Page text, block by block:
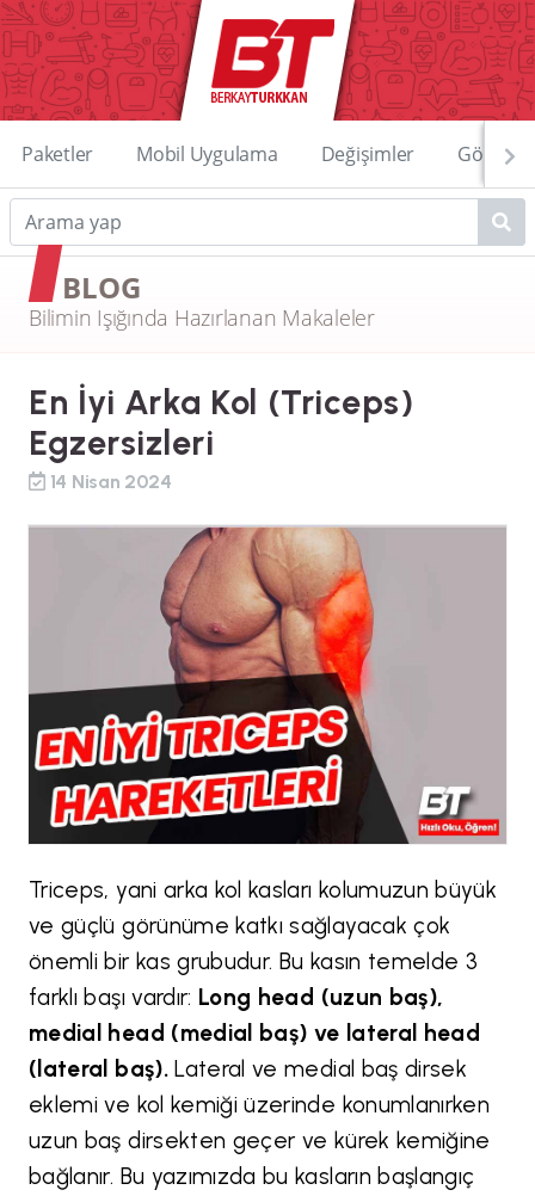
Paketler Mobil Uygulama Değişimler
BLOG
Bilimin Işığında Hazırlanan Makaleler
En İyi Arka Kol (Triceps)
Egzersizleri
14 Nisan 2024
Triceps, yani arka kol kasları kolumuzun büyük
ve güçlü görünüme katkı sağlayacak çok
önemli bir kas grubudur. Bu kasın temelde 3
farklı başı vardır: Long head (uzun baş),
medial head (medial baş) ve lateral head
(lateral baş).Lateral ve medial baş dirsek
eklemi ve kol kemiği üzerinde konumlanırken
uzun baş dirsekten geçer ve kürek kemiğine
bağlanır. Bu yazımızda bu kasların başlangıç